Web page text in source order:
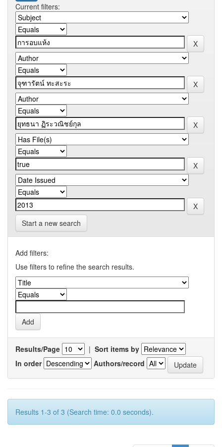
Current filters:
Start a new search
Add filters:
Use filters to refine the search results.
Results/Page | Sort items by
In order
Authors/record
Results 1-3 of 3 (Search time: 0.0 seconds).